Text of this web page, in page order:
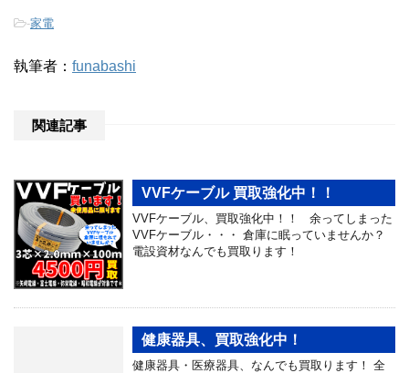
-家電
執筆者： funabashi
関連記事
VVFケーブル 買取強化中！！
VVFケーブル、買取強化中！！ 余ってしまった
VVFケーブル・・・ 倉庫に眠っていませんか？
電設資材なんでも買取ります！
健康器具、買取強化中！
健康器具・医療器具、なんでも買取ります！ 全